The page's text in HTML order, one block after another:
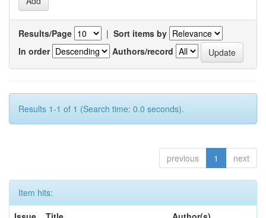
Results/Page | Sort items by
In order
Authors/record
Results 1-1 of 1 (Search time: 0.0 seconds).
previous 1 next
Item hits: